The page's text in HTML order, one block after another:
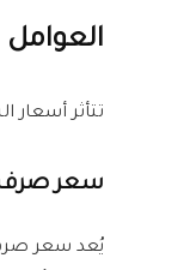
تتأثر
سعر صرف
يُعد سعر صرف